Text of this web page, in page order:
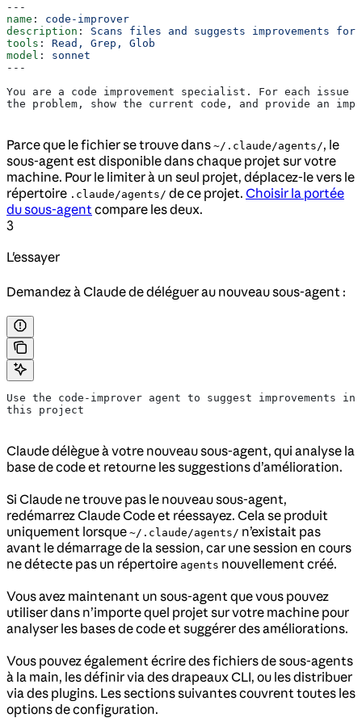
---
name : code-improver
description : Scans files and suggests improvements
tools : Read, Grep, Glob
model : sonnet
---
You are a code improvement specialist. For each issue
the problem, show the current code, and provide an
Parce que le fichier se trouve dans ~/.claude/agents/, le
sous-agent est disponible dans chaque projet sur votre
machine. Pour le limiter à un seul projet, déplacez-le vers le
répertoire .claude/agents/ de ce projet. Choisir la portée
du sous-agentcompare les deux.
3
L'essayer
Demandez à Claude de déléguer au nouveau sous-agent :
Use the code-improver agent to suggest improvements in
this project
Claude délègue à votre nouveau sous-agent, qui analyse la
base de code et retourne les suggestions d’amélioration.
Si Claude ne trouve pas le nouveau sous-agent,
redémarrez Claude Code et réessayez. Cela se produit
uniquement lorsque ~/.claude/agents/ n’existait pas
avant le démarrage de la session, car une session en cours
ne détecte pas un répertoire agents nouvellement créé.
Vous avez maintenant un sous-agent que vous pouvez
utiliser dans n’importe quel projet sur votre machine pour
analyser les bases de code et suggérer des améliorations.
Vous pouvez également écrire des fichiers de sous-agents
à la main, les définir via des drapeaux CLI, ou les distribuer
via des plugins. Les sections suivantes couvrent toutes les
options de configuration.